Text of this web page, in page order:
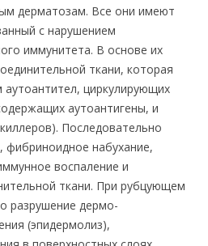
дерматозам. Все они имеют
с нарушением
иммунитета. В основе их
ткани, которая
аутоантител, циркулирующих
аутоантигены, и
Последовательно
фибриноидное набухание,
воспаление и
ткани. При рубцующем
разрушение дермо-
(эпидермолиз),